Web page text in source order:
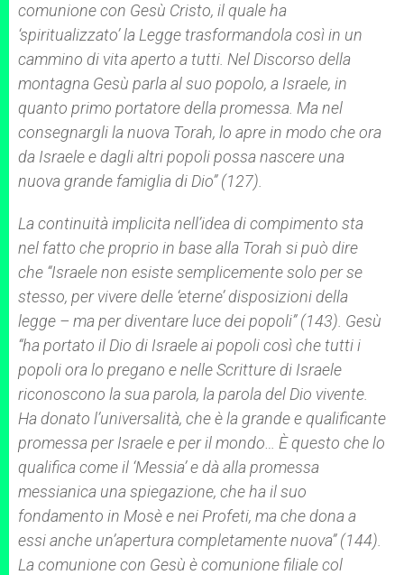
comunione con Gesù Cristo, il quale ha
‘spiritualizzato’ la Legge trasformandola così in un
cammino di vita aperto a tutti. Nel Discorso della
montagna Gesù parla al suo popolo, a Israele, in
quanto primo portatore della promessa. Ma nel
consegnargli la nuova Torah, lo apre in modo che ora
da Israele e dagli altri popoli possa nascere una
nuova grande famiglia di Dio” (127).
La continuità implicita nell’idea di compimento sta
nel fatto che proprio in base alla Torah si può dire
che “Israele non esiste semplicemente solo per se
stesso, per vivere delle ‘eterne’ disposizioni della
legge – ma per diventare luce dei popoli” (143). Gesù
“ha portato il Dio di Israele ai popoli così che tutti i
popoli ora lo pregano e nelle Scritture di Israele
riconoscono la sua parola, la parola del Dio vivente.
Ha donato l’universalità, che è la grande e qualificante
promessa per Israele e per il mondo… È questo che lo
qualifica come il ‘Messia’ e dà alla promessa
messianica una spiegazione, che ha il suo
fondamento in Mosè e nei Profeti, ma che dona a
essi anche un’apertura completamente nuova” (144).
La comunione con Gesù è comunione filiale col